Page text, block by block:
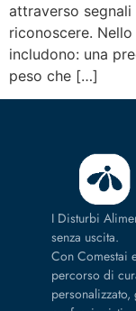
attraverso
riconoscere.
includono: una
peso che […]
I Disturbi
senza uscita.
Con Comestai
percorso di